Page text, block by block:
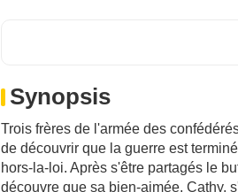
Synopsis
Trois frères de l'armée des
de découvrir que la guerre est
hors-la-loi. Après s'être partagés le
découvre que sa bien-aimée, Cathy,